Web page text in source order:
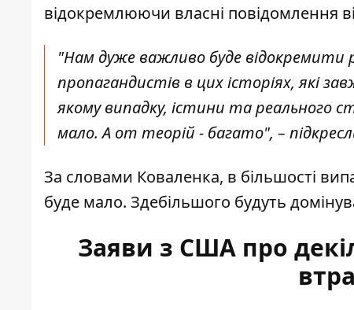
відокремлюючи власні повідомлення
"Нам дуже важливо буде відокремити
пропагандистів в цих історіях, які
якому випадку, істини та реального
мало. А от теорій - багато", –
За словами Коваленка, в більшості
буде мало. Здебільшого будуть
Заяви з США про